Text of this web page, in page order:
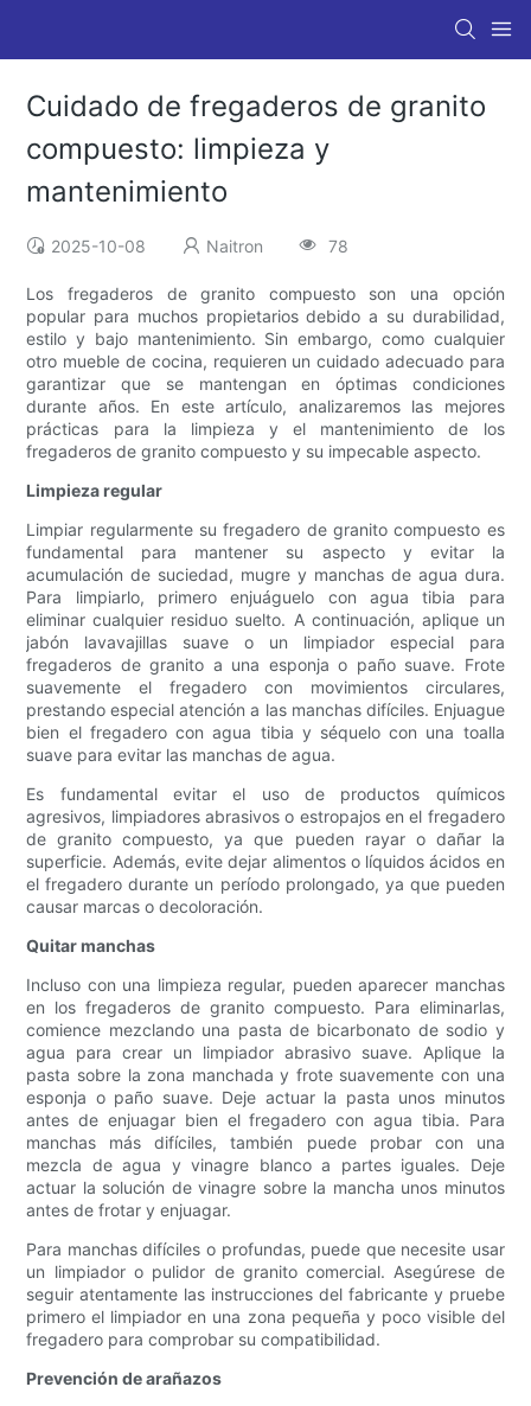
Cuidado de fregaderos de granito
compuesto: limpieza y
mantenimiento
2025-10-08 Naitron 78
Los fregaderos de granito compuesto son una opción
popular para muchos propietarios debido a su durabilidad,
estilo y bajo mantenimiento. Sin embargo, como cualquier
otro mueble de cocina, requieren un cuidado adecuado para
garantizar que se mantengan en óptimas condiciones
durante años. En este artículo, analizaremos las mejores
prácticas para la limpieza y el mantenimiento de los
fregaderos de granito compuesto y su impecable aspecto.
Limpieza regular
Limpiar regularmente su fregadero de granito compuesto es
fundamental para mantener su aspecto y evitar la
acumulación de suciedad, mugre y manchas de agua dura.
Para limpiarlo, primero enjuáguelo con agua tibia para
eliminar cualquier residuo suelto. A continuación, aplique un
jabón lavavajillas suave o un limpiador especial para
fregaderos de granito a una esponja o paño suave. Frote
suavemente el fregadero con movimientos circulares,
prestando especial atención a las manchas difíciles. Enjuague
bien el fregadero con agua tibia y séquelo con una toalla
suave para evitar las manchas de agua.
Es fundamental evitar el uso de productos químicos
agresivos, limpiadores abrasivos o estropajos en el fregadero
de granito compuesto, ya que pueden rayar o dañar la
superficie. Además, evite dejar alimentos o líquidos ácidos en
el fregadero durante un período prolongado, ya que pueden
causar marcas o decoloración.
Quitar manchas
Incluso con una limpieza regular, pueden aparecer manchas
en los fregaderos de granito compuesto. Para eliminarlas,
comience mezclando una pasta de bicarbonato de sodio y
agua para crear un limpiador abrasivo suave. Aplique la
pasta sobre la zona manchada y frote suavemente con una
esponja o paño suave. Deje actuar la pasta unos minutos
antes de enjuagar bien el fregadero con agua tibia. Para
manchas más difíciles, también puede probar con una
mezcla de agua y vinagre blanco a partes iguales. Deje
actuar la solución de vinagre sobre la mancha unos minutos
antes de frotar y enjuagar.
Para manchas difíciles o profundas, puede que necesite usar
un limpiador o pulidor de granito comercial. Asegúrese de
seguir atentamente las instrucciones del fabricante y pruebe
primero el limpiador en una zona pequeña y poco visible del
fregadero para comprobar su compatibilidad.
Prevención de arañazos